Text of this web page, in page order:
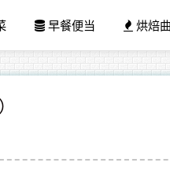
早餐便当 烘焙